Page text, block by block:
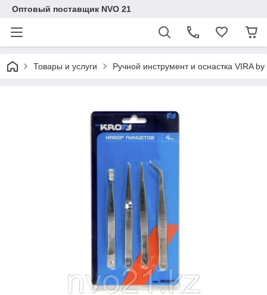
Оптовый поставщик NVO 21
Товары и услуги Ручной инструмент и оснастка VIRA by